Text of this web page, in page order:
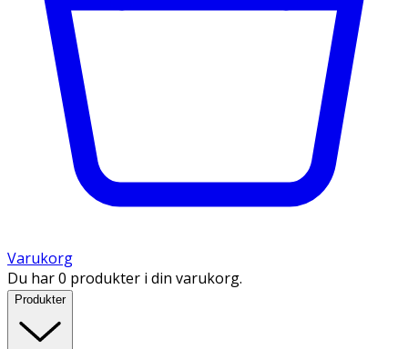
Varukorg
Du har 0 produkter i din varukorg.
Produkter